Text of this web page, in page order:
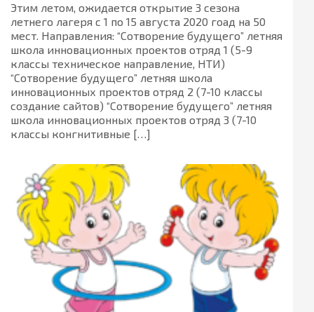
Этим летом, ожидается открытие 3 сезона
летнего лагеря с 1 по 15 августа 2020 гоад на 50
мест. Направления: “Сотворение будущего” летняя
школа инновационных проектов отряд 1 (5-9
классы техническое направление, НТИ)
“Сотворение будущего” летняя школа
инновационных проектов отряд 2 (7-10 классы
создание сайтов) “Сотворение будущего” летняя
школа инновационных проектов отряд 3 (7-10
классы конгнитивные […]